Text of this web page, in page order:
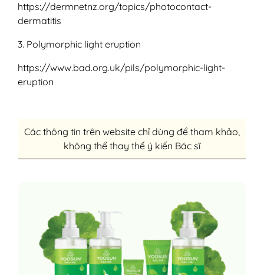
https://dermnetnz.org/topics/photocontact-
dermatitis
3. Polymorphic light eruption
https://www.bad.org.uk/pils/polymorphic-light-
eruption
Các thông tin trên website chỉ dùng để tham khảo,
không thể thay thế ý kiến Bác sĩ